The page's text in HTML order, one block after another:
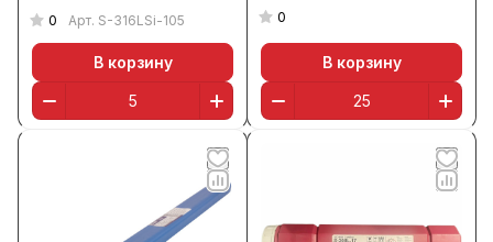
0 Арт. S-316LSi-105
В корзину
0
В корзину